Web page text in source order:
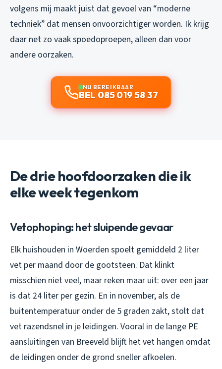
volgens mij maakt juist dat gevoel van “moderne
techniek” dat mensen onvoorzichtiger worden. Ik krijg
daar net zo vaak spoedoproepen, alleen dan voor
andere oorzaken.
NU BEREIKBAAR
BEL 085 019 58 37
De drie hoofdoorzaken die ik
elke week tegenkom
Vetophoping: het sluipende gevaar
Elk huishouden in Woerden spoelt gemiddeld 2 liter
vet per maand door de gootsteen. Dat klinkt
misschien niet veel, maar reken maar uit: over een jaar
is dat 24 liter per gezin. En in november, als de
buitentemperatuur onder de 5 graden zakt, stolt dat
vet razendsnel in je leidingen. Vooral in de lange PE
aansluitingen van Breeveld blijft het vet hangen omdat
de leidingen onder de grond sneller afkoelen.